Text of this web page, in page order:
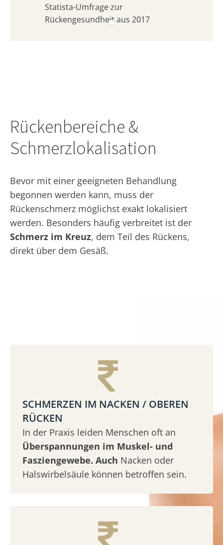
Statista-Umfrage zur
Rückengesundheit aus 2017
Rückenbereiche &
Schmerzlokalisation
Bevor mit einer geeigneten Behandlung
begonnen werden kann, muss der
Rückenschmerz möglichst exakt lokalisiert
werden. Besonders häufig verbreitet ist der
Schmerz im Kreuz, dem Teil des Rückens,
direkt über dem Gesäß.
SCHMERZEN IM NACKEN / OBEREN
RÜCKEN
In der Praxis leiden Menschen oft an
Überspannungen im Muskel- und
Fasziengewebe. Auch Nacken oder
Halswirbelsäule können betroffen sein.